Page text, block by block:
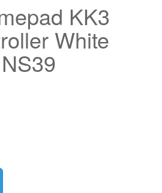
KK3
White